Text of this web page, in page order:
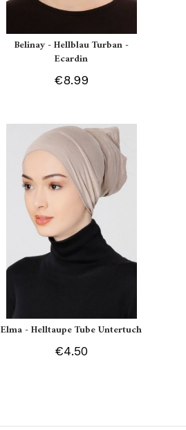
Belinay - Hellblau Turban -
Ecardin
€8.99
Elma - Helltaupe Tube Untertuch
€4.50